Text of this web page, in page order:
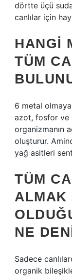
dörtte üçü
canlılar için
HANGI
TÜM
6 metal
azot, fosfor ve
organizmanın
oluşturur.
yağ asitleri
TÜM
ALMAK
NE
Sadece
organik